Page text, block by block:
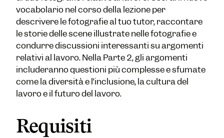
vocabolario nel corso della lezione per
descrivere le fotografie al tuo tutor, raccontare
le storie delle scene illustrate nelle fotografie e
condurre discussioni interessanti su argomenti
relativi al lavoro. Nella Parte 2, gli argomenti
includeranno questioni più complesse e sfumate
come la diversità e l’inclusione, la cultura del
lavoro e il futuro del lavoro.
Requisiti